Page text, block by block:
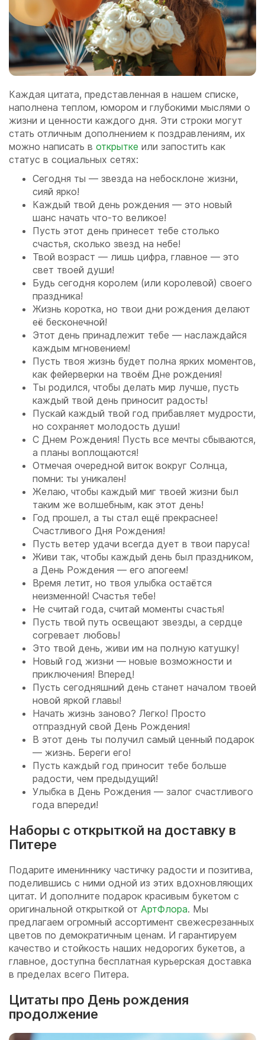
Каждая цитата, представленная в нашем списке,
наполнена теплом, юмором и глубокими мыслями о
жизни и ценности каждого дня. Эти строки могут
стать отличным дополнением к поздравлениям, их
можно написать в открытке или запостить как
статус в социальных сетях:
Сегодня ты — звезда на небосклоне жизни,
сияй ярко!
Каждый твой день рождения — это новый
шанс начать что-то великое!
Пусть этот день принесет тебе столько
счастья, сколько звезд на небе!
Твой возраст — лишь цифра, главное — это
свет твоей души!
Будь сегодня королем (или королевой) своего
праздника!
Жизнь коротка, но твои дни рождения делают
её бесконечной!
Этот день принадлежит тебе — наслаждайся
каждым мгновением!
Пусть твоя жизнь будет полна ярких моментов,
как фейерверки на твоём Дне рождения!
Ты родился, чтобы делать мир лучше, пусть
каждый твой день приносит радость!
Пускай каждый твой год прибавляет мудрости,
но сохраняет молодость души!
С Днем Рождения! Пусть все мечты сбываются,
а планы воплощаются!
Отмечая очередной виток вокруг Солнца,
помни: ты уникален!
Желаю, чтобы каждый миг твоей жизни был
таким же волшебным, как этот день!
Год прошел, а ты стал ещё прекраснее!
Счастливого Дня Рождения!
Пусть ветер удачи всегда дует в твои паруса!
Живи так, чтобы каждый день был праздником,
а День Рождения — его апогеем!
Время летит, но твоя улыбка остаётся
неизменной! Счастья тебе!
Не считай года, считай моменты счастья!
Пусть твой путь освещают звезды, а сердце
согревает любовь!
Это твой день, живи им на полную катушку!
Новый год жизни — новые возможности и
приключения! Вперед!
Пусть сегодняшний день станет началом твоей
новой яркой главы!
Начать жизнь заново? Легко! Просто
отпразднуй свой День Рождения!
В этот день ты получил самый ценный подарок
— жизнь. Береги его!
Пусть каждый год приносит тебе больше
радости, чем предыдущий!
Улыбка в День Рождения — залог счастливого
года впереди!
Наборы с открыткой на доставку в
Питере
Подарите имениннику частичку радости и позитива,
поделившись с ними одной из этих вдохновляющих
цитат. И дополните подарок красивым букетом с
оригинальной открыткой от АртФлора. Мы
предлагаем огромный ассортимент свежесрезанных
цветов по демократичным ценам. И гарантируем
качество и стойкость наших недорогих букетов, а
главное, доступна бесплатная курьерская доставка
в пределах всего Питера.
Цитаты про День рождения
продолжение